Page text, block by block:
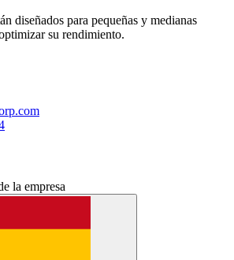
diseñados para pequeñas y medianas
su rendimiento.
la empresa